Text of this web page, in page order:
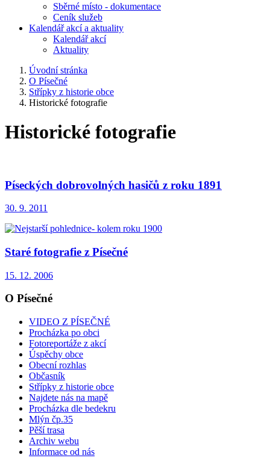
Sběrné místo - dokumentace
Ceník služeb
Kalendář akcí a aktuality
Kalendář akcí
Aktuality
Úvodní stránka
O Písečné
Střípky z historie obce
Historické fotografie
Historické fotografie
Píseckých dobrovolných hasičů z roku 1891
30. 9. 2011
Staré fotografie z Písečné
15. 12. 2006
O Písečné
VIDEO Z PÍSEČNÉ
Procházka po obci
Fotoreportáže z akcí
Úspěchy obce
Obecní rozhlas
Občasník
Střípky z historie obce
Najdete nás na mapě
Procházka dle bedekru
Mlýn čp.35
Pěší trasa
Archiv webu
Informace od nás